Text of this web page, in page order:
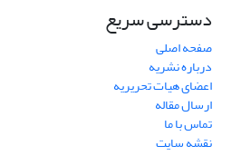
دسترسی سریع
صفحه اصلی
درباره نشریه
اعضای هیات تحریریه
ارسال مقاله
تماس با ما
نقشه سایت